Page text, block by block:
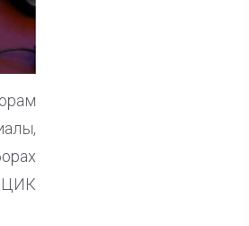
ЦИК